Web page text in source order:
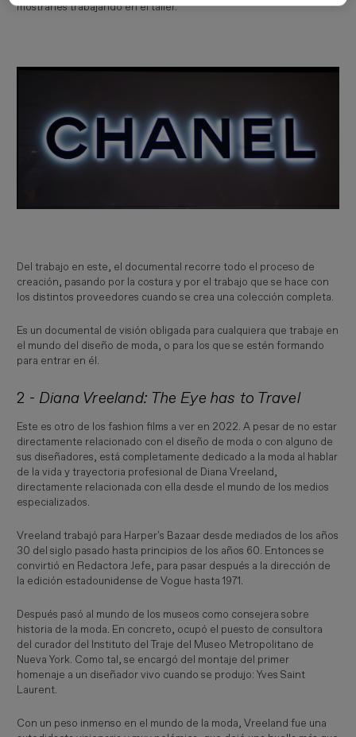
mostrarles trabajando en el taller.
Del trabajo en este, el documental recorre todo el proceso de
creación, pasando por la costura y por el trabajo que se hace con
los distintos proveedores cuando se crea una colección completa.
Es un documental de visión obligada para cualquiera que trabaje en
el mundo del diseño de moda, o para los que se estén formando
para entrar en él.
2 - Diana Vreeland: The Eye has to Travel
Este es otro de los fashion films a ver en 2022. A pesar de no estar
directamente relacionado con el diseño de moda o con alguno de
sus diseñadores, está completamente dedicado a la moda al hablar
de la vida y trayectoria profesional de Diana Vreeland,
directamente relacionada con ella desde el mundo de los medios
especializados.
Vreeland trabajó para Harper's Bazaar desde mediados de los años
30 del siglo pasado hasta principios de los años 60. Entonces se
convirtió en Redactora Jefe, para pasar después a la dirección de
la edición estadounidense de Vogue hasta 1971.
Después pasó al mundo de los museos como consejera sobre
historia de la moda. En concreto, ocupó el puesto de consultora
del curador del Instituto del Traje del Museo Metropolitano de
Nueva York. Como tal, se encargó del montaje del primer
homenaje a un diseñador vivo cuando se produjo: Yves Saint
Laurent.
Con un peso inmenso en el mundo de la moda, Vreeland fue una